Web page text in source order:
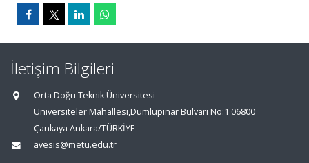
İletişim Bilgileri
Orta Doğu Teknik Üniversitesi
Üniversiteler Mahallesi,Dumlupınar Bulvarı No:1 06800
Çankaya Ankara/TÜRKİYE
avesis@metu.edu.tr